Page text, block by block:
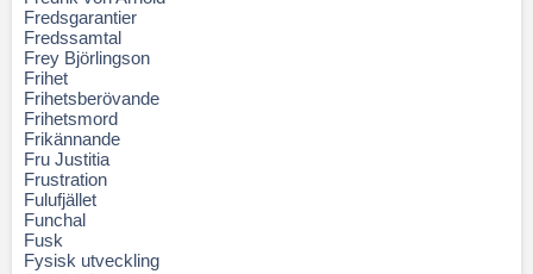
Fredsgarantier
Fredssamtal
Frey Björlingson
Frihet
Frihetsberövande
Frihetsmord
Frikännande
Fru Justitia
Frustration
Fulufjället
Funchal
Fusk
Fysisk utveckling